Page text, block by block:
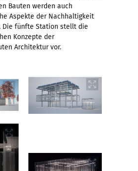
Bauten werden auch
Aspekte der Nachhaltigkeit
Die fünfte Station stellt die
Konzepte der
Architektur vor.